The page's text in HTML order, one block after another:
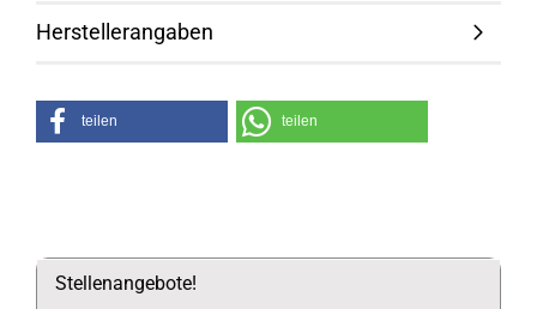
Herstellerangaben
teilen teilen
Stellenangebote!